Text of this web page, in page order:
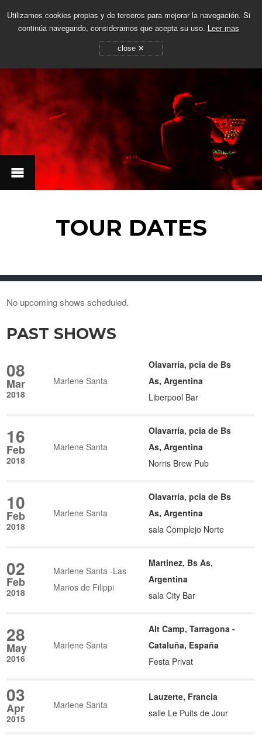
Utilizamos cookies propias y de terceros para mejorar la navegación. Si
continúa navegando, consideramos que acepta su uso. Leer mas
close ×
TOUR DATES
No upcoming shows scheduled.
PAST SHOWS
08
Mar
2018
Marlene Santa
Olavarría, pcia de Bs
As, Argentina
Liberpool Bar
16
Feb
2018
Marlene Santa
Olavarría, pcia de Bs
As, Argentina
Norris Brew Pub
10
Feb
2018
Marlene Santa
Olavarría, pcia de Bs
As, Argentina
sala Complejo Norte
02
Feb
2018
Marlene Santa -Las
Manos de Filippi
Martinez, Bs As,
Argentina
sala City Bar
28
May
2016
Marlene Santa
Alt Camp, Tarragona -
Cataluña, España
Festa Privat
03
Apr
2015
Marlene Santa
Lauzerte, Francia
salle Le Puits de Jour